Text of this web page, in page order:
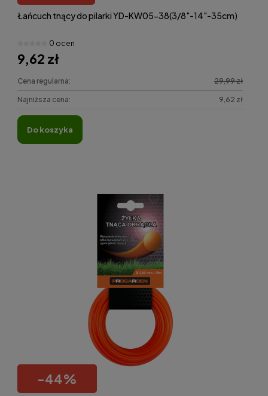
Łańcuch tnący do pilarki YD-KW05-38(3/8"-14"-35cm)
0 ocen
9,62 zł
Cena regularna: 29,99 zł
Najniższa cena: 9,62 zł
do koszyka
-44%